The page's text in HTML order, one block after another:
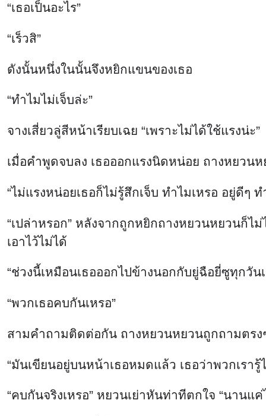
“เธอเป็นอะไร”
“เร็วสิ”
ดังนั้นหนึ่งในนั้นจึงหยิกแขนของเธอ
“ทำไมไม่เจ็บล่ะ”
จางเสี่ยวลู่สีหน้าเรียบเฉย “เพราะไม่ได้ใช้แรงน่ะ”
เมื่อคำพูดจบลง เธอออกแรงนิดหน่อย ถางหยวนห
“ไม่แรงหน่อยเธอก็ไม่รู้สึกเจ็บ ทำไมเหรอ อยู่ดีๆ